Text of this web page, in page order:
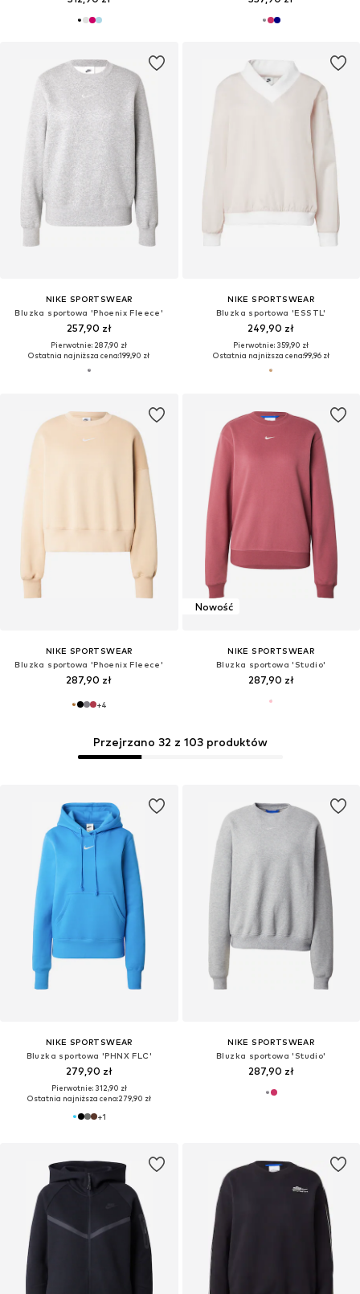
NIKE SPORTSWEAR
Bluzka sportowa 'Phoenix Fleece'
257,90 zł
Pierwotnie: 287,90 zł
Ostatnia najniższa cena:199,90 zł
NIKE SPORTSWEAR
Bluzka sportowa 'ESSTL'
249,90 zł
Pierwotnie: 359,90 zł
Ostatnia najniższa cena:99,96 zł
NIKE SPORTSWEAR
Bluzka sportowa 'Phoenix Fleece'
287,90 zł
+4
Nowość
NIKE SPORTSWEAR
Bluzka sportowa 'Studio'
287,90 zł
Przejrzano 32 z 103 produktów
NIKE SPORTSWEAR
Bluzka sportowa 'PHNX FLC'
279,90 zł
Pierwotnie: 312,90 zł
Ostatnia najniższa cena:279,90 zł
+1
NIKE SPORTSWEAR
Bluzka sportowa 'Studio'
287,90 zł